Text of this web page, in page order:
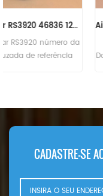
O AF4838 pode
Donaldson P181191, o
Mitsubishi ME033603.
CADASTRE-SE